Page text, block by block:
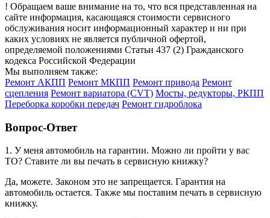
! Обращаем ваше внимание на то, что вся представленная на
сайте информация, касающаяся стоимости сервисного
обслуживания носит информационный характер и ни при
каких условиях не является публичной офертой,
определяемой положениями Статьи 437 (2) Гражданского
кодекса Российской Федерации
Мы выполняем также:
Ремонт АКПП Ремонт МКПП Ремонт привода Ремонт
сцепления Ремонт вариатора (CVT) Мосты, редукторы, РКПП
Переборка коробки передач Ремонт гидроблока
Вопрос-Ответ
1. У меня автомобиль на гарантии. Можно ли пройти у вас
ТО? Ставите ли вы печать в сервисную книжку?
Да, можете. Законом это не запрещается. Гарантия на
автомобиль остается. Также мы поставим печать в сервисную
книжку.